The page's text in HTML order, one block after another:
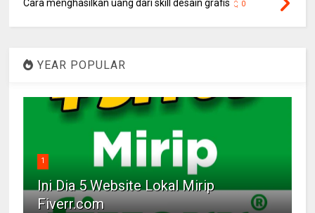
Cara menghasilkan uang dari skill desain grafis 0
YEAR POPULAR
1
Ini Dia 5 Website Lokal Mirip
Fiverr.com